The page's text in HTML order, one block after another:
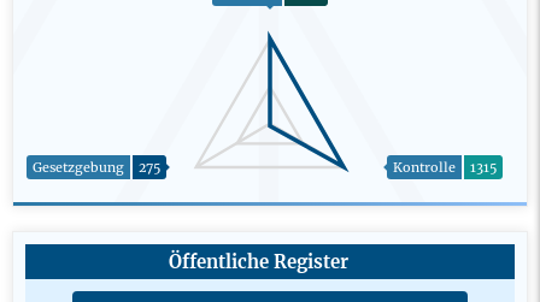
Gesetzgebung 275 Kontrolle 1315
Öffentliche Register